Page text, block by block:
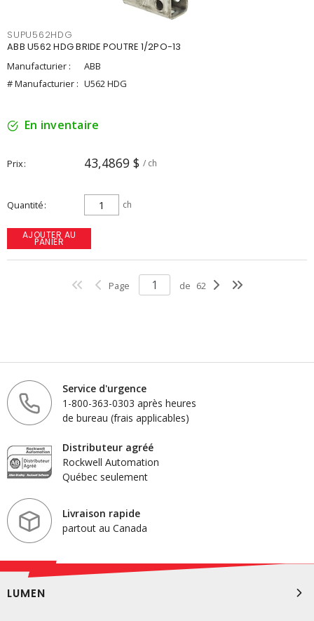
SUPU562HDG
ABB U562 HDG BRIDE POUTRE 1/2PO-13
Manufacturier :
ABB
# Manufacturier : U562 HDG
En inventaire
Prix 43,4869 $ / ch
Quantité ch
AJOUTER AU
PANIER
Page de 62
Service d'urgence
1-800-363-0303 après heures
de bureau (frais applicables)
Distributeur agréé
Rockwell Automation
Québec seulement
Livraison rapide
partout au Canada
LUMEN